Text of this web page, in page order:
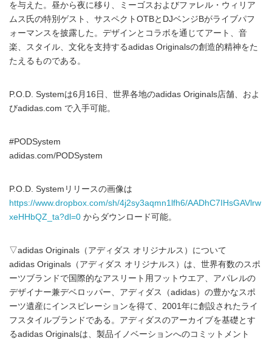
を与えた。昼から夜に移り、ミーゴスおよびファレル・ウィリア
ムス氏の特別ゲスト、サスペクトOTBとDJベンジBがライブパフ
ォーマンスを披露した。デザインとコラボを通じてアート、音
楽、スタイル、文化を支持するadidas Originalsの創造的精神をた
たえるものである。
P.O.D. Systemは6月16日、世界各地のadidas Originals店舗、およ
びadidas.com で入手可能。
#PODSystem
adidas.com/PODSystem
P.O.D. Systemリリースの画像は
https://www.dropbox.com/sh/4j2sy3aqmn1lfh6/AADhC7IHsGAVlrw
xeHHbQZ_ta?dl=0 からダウンロード可能。
▽adidas Originals（アディダス オリジナルス）について
adidas Originals（アディダス オリジナルス）は、世界有数のスポ
ーツブランドで国際的なアスリート用フットウエア、アパレルの
デザイナー兼デベロッパー、アディダス（adidas）の豊かなスポ
ーツ遺産にインスピレーションを得て、2001年に創設されたライ
フスタイルブランドである。アディダスのアーカイブを基礎とす
るadidas Originalsは、製品イノベーションへのコミットメント